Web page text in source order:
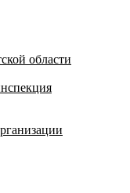
области